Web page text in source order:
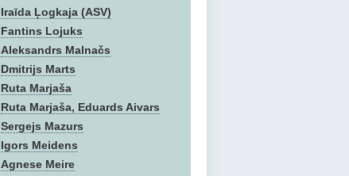
Iraīda Ļogkaja (ASV)
Fantins Lojuks
Aleksandrs Malnačs
Dmitrijs Marts
Ruta Marjaša
Ruta Marjaša, Eduards Aivars
Sergejs Mazurs
Igors Meidens
Agnese Meire